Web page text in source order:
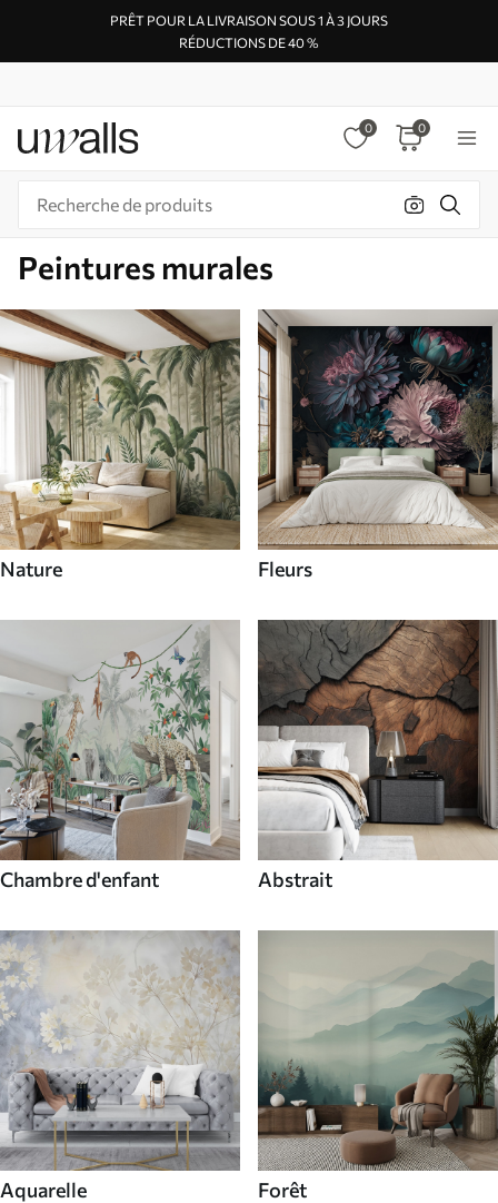
PRÊT POUR LA LIVRAISON SOUS 1 À 3 JOURS
RÉDUCTIONS DE 40 %
0 0
Peintures murales
Nature Fleurs
Chambre d'enfant Abstrait
Aquarelle Forêt